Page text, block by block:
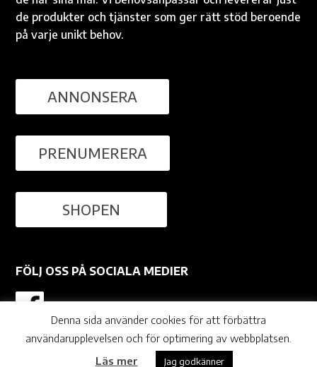
de produkter och tjänster som ger rätt stöd beroende
på varje unikt behov.
ANNONSERA
PRENUMERERA
SHOPEN
FÖLJ OSS PÅ SOCIALA MEDIER
© Ågrenshuset |agrenshuset.se
Denna sida använder cookies för att förbättra
användarupplevelsen och för optimering av webbplatsen.
Läs mer
Jag godkänner